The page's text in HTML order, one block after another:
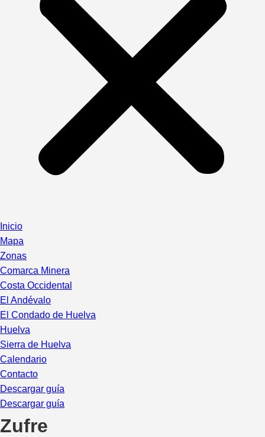
Inicio
Mapa
Zonas
Comarca Minera
Costa Occidental
El Andévalo
El Condado de Huelva
Huelva
Sierra de Huelva
Calendario
Contacto
Descargar guía
Descargar guía
Zufre